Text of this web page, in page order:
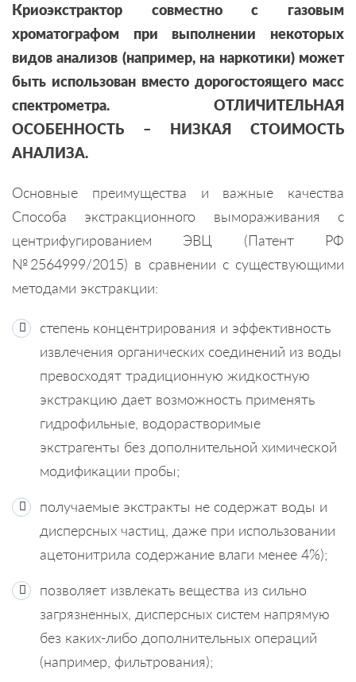
Криоэкстрактор совместно с газовым
хроматографом при выполнении некоторых
видов анализов (например, на наркотики) может
быть использован вместо дорогостоящего масс
спектрометра. ОТЛИЧИТЕЛЬНАЯ
ОСОБЕННОСТЬ – НИЗКАЯ СТОИМОСТЬ
АНАЛИЗА.
Основные преимущества и важные качества
Способа экстракционного вымораживания с
центрифугированием ЭВЦ (Патент РФ
№2564999/2015) в сравнении с существующими
методами экстракции:
степень концентрирования и эффективность
извлечения органических соединений из воды
превосходят традиционную жидкостную
экстракцию дает возможность применять
гидрофильные, водорастворимые
экстрагенты без дополнительной химической
модификации пробы;
получаемые экстракты не содержат воды и
дисперсных частиц, даже при использовании
ацетонитрила содержание влаги менее 4%);
позволяет извлекать вещества из сильно
загрязненных, дисперсных систем напрямую
без каких-либо дополнительных операций
(например, фильтрования);